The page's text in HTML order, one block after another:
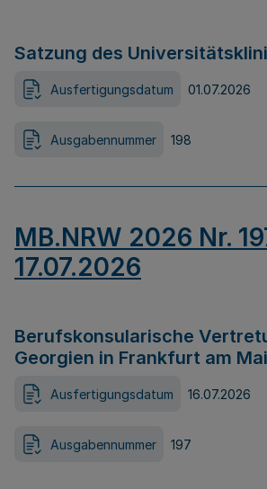
Satzung des
Ausfertigungsdatum 01.07.2026
Ausgabennummer 198
MB.NRW 2026 Nr.
17.07.2026
Berufskonsularische
Georgien in Frankfurt am
Ausfertigungsdatum 16.07.2026
Ausgabennummer 197